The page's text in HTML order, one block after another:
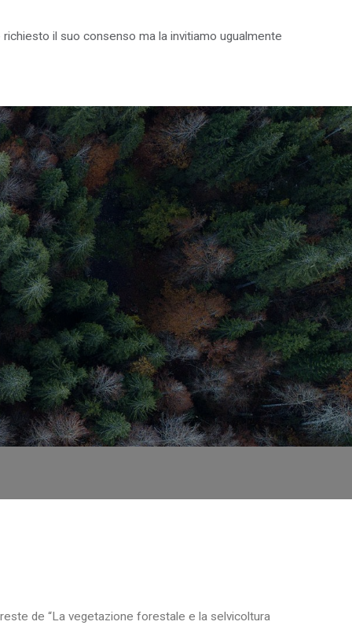
il suo consenso ma la invitiamo ugualmente
IL PARCO PER I GIOVANI
de “La vegetazione forestale e la selvicoltura